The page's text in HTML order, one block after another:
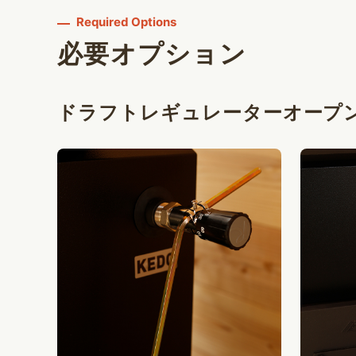
Required Options
必要オプション
ドラフトレギュレーターオープ